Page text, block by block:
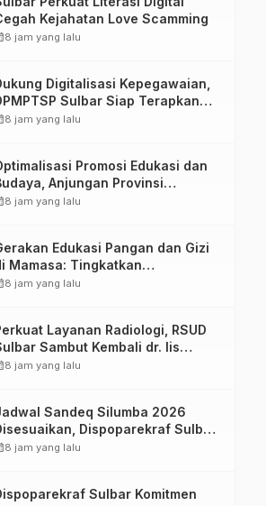
Kejahatan Love Scamming
8 jam yang lalu
Digitalisasi Kepegawaian,
Sulbar Siap Terapkan
FLEKSI ASN
8 jam yang lalu
Promosi Edukasi dan
Anjungan Provinsi
Barat Perkuat Kolaborasi
8 jam yang lalu
Edukasi Pangan dan Gizi
Mamasa: Tingkatkan
dan Keterampilan
8 jam yang lalu
Layanan Radiologi, RSUD
Sambut Kembali dr. Iis
Sp.Rad
8 jam yang lalu
Sandeq Silumba 2026
Dispoparekraf Sulbar
Persiapan Tetap
8 jam yang lalu
Sulbar Komitmen